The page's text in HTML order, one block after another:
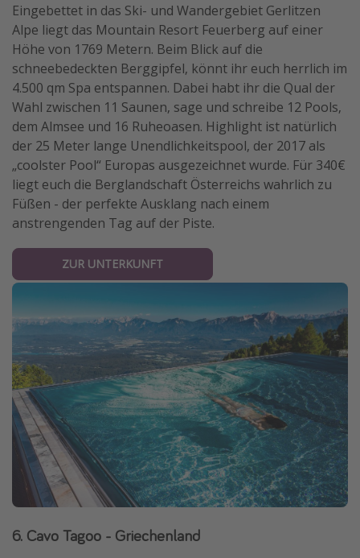
Eingebettet in das Ski- und Wandergebiet Gerlitzen
Alpe liegt das Mountain Resort Feuerberg auf einer
Höhe von 1769 Metern. Beim Blick auf die
schneebedeckten Berggipfel, könnt ihr euch herrlich im
4.500 qm Spa entspannen. Dabei habt ihr die Qual der
Wahl zwischen 11 Saunen, sage und schreibe 12 Pools,
dem Almsee und 16 Ruheoasen. Highlight ist natürlich
der 25 Meter lange Unendlichkeitspool, der 2017 als
„coolster Pool“ Europas ausgezeichnet wurde. Für 340€
liegt euch die Berglandschaft Österreichs wahrlich zu
Füßen - der perfekte Ausklang nach einem
anstrengenden Tag auf der Piste.
ZUR UNTERKUNFT
6. Cavo Tagoo - Griechenland